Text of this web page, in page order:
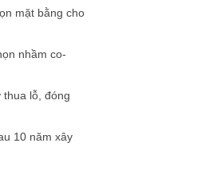
mặt bằng cho
nhầm co-
lỗ, đóng
10 năm xây